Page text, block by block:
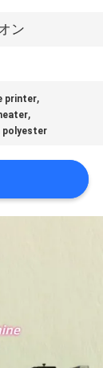
ン
printer,
,